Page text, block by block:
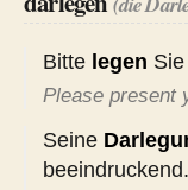
Bitte legen
Please present
Seine
beeindruckend.